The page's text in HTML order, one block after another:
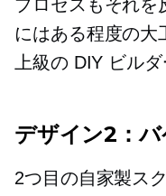
プロセスもそれを
にはある程度の大
上級の DIY ビル
デザイン2：
2つ目の自家製ス